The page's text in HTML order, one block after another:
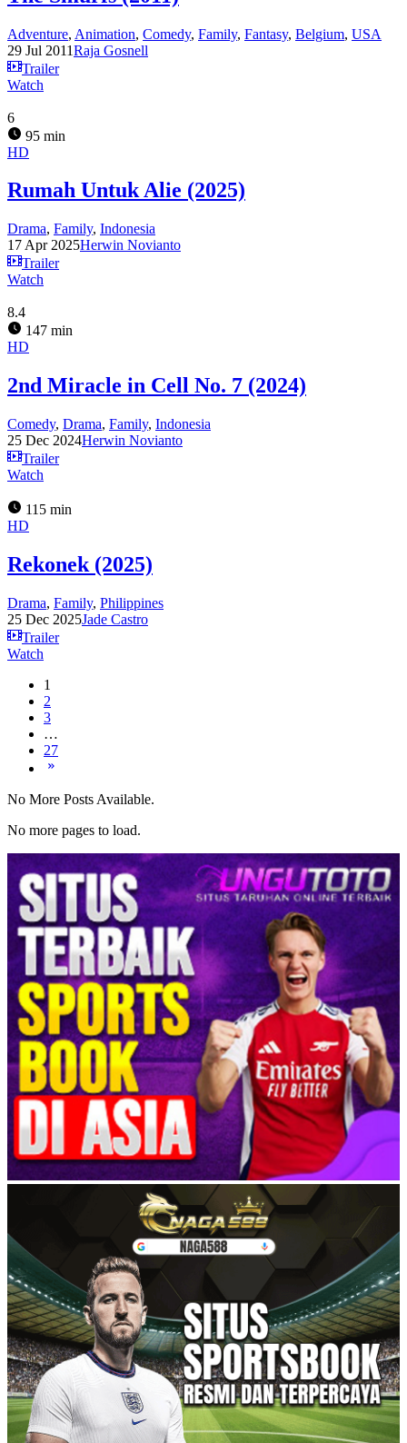
Adventure, Animation, Comedy, Family, Fantasy, Belgium, USA
29 Jul 2011Raja Gosnell
Trailer
Watch
6
95 min
HD
Rumah Untuk Alie (2025)
Drama, Family, Indonesia
17 Apr 2025Herwin Novianto
Trailer
Watch
8.4
147 min
HD
2nd Miracle in Cell No. 7 (2024)
Comedy, Drama, Family, Indonesia
25 Dec 2024Herwin Novianto
Trailer
Watch
115 min
HD
Rekonek (2025)
Drama, Family, Philippines
25 Dec 2025Jade Castro
Trailer
Watch
1
2
3
…
27
No More Posts Available.
No more pages to load.